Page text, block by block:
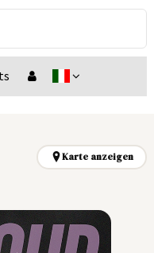
Karte anzeigen